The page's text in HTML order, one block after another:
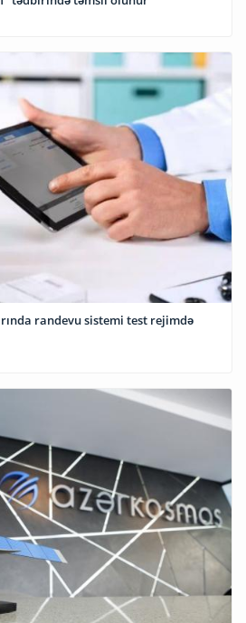
randevu sistemi test rejimdə